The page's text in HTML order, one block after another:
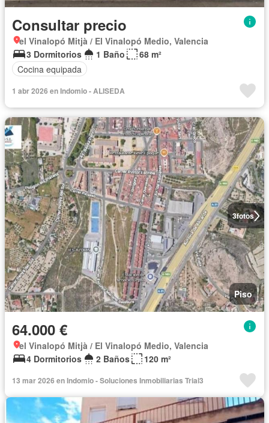
Consultar precio
el Vinalopó Mitjà / El Vinalopó Medio, Valencia
3 Dormitorios
1 Baño
68 m²
Cocina equipada
1 abr 2026 en Indomio - ALISEDA
3fotos
Piso
64.000 €
el Vinalopó Mitjà / El Vinalopó Medio, Valencia
4 Dormitorios
2 Baños 120 m²
13 mar 2026 en Indomio - Soluciones Inmobiliarias Trial3